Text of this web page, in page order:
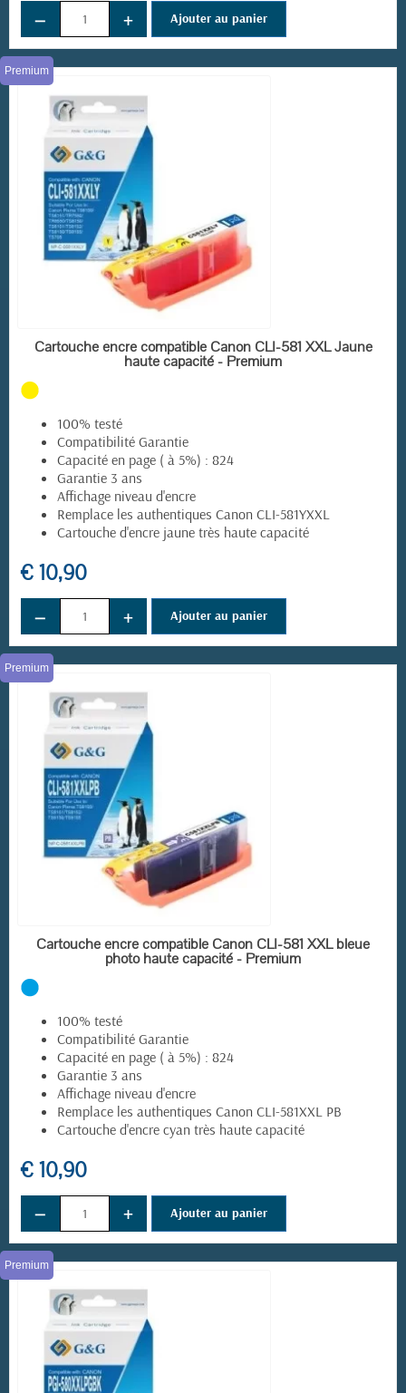
− + Ajouter au panier
EN STOCK
Premium
Cartouche encre compatible Canon CLI-581 XXL Jaune
haute capacité - Premium
100% testé
Compatibilité Garantie
Capacité en page ( à 5%) : 824
Garantie 3 ans
Affichage niveau d'encre
Remplace les authentiques Canon CLI-581YXXL
Cartouche d'encre jaune très haute capacité
€ 10,90
− + Ajouter au panier
EN STOCK
Premium
Cartouche encre compatible Canon CLI-581 XXL bleue
photo haute capacité - Premium
100% testé
Compatibilité Garantie
Capacité en page ( à 5%) : 824
Garantie 3 ans
Affichage niveau d'encre
Remplace les authentiques Canon CLI-581XXL PB
Cartouche d'encre cyan très haute capacité
€ 10,90
− + Ajouter au panier
Premium